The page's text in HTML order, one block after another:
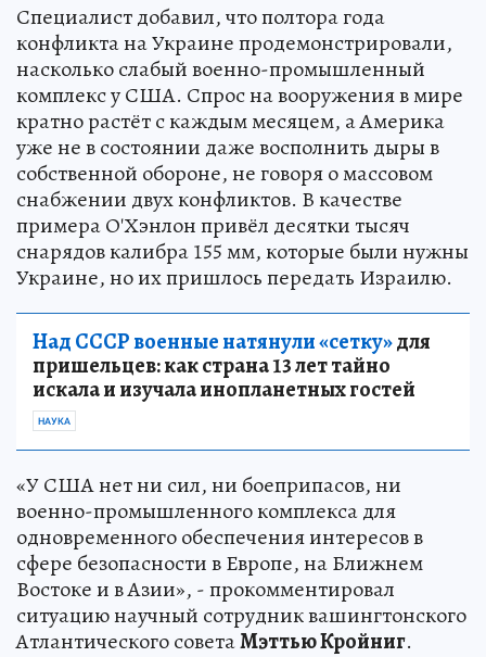
Специалист добавил, что полтора года
конфликта на Украине продемонстрировали,
насколько слабый военно-промышленный
комплекс у США. Спрос на вооружения в мире
кратно растёт с каждым месяцем, а Америка
уже не в состоянии даже восполнить дыры в
собственной обороне, не говоря о массовом
снабжении двух конфликтов. В качестве
примера О'Хэнлон привёл десятки тысяч
снарядов калибра 155 мм, которые были нужны
Украине, но их пришлось передать Израилю.
Над СССР военные натянули «сетку»для
пришельцев: как страна 13 лет тайно
искала и изучала инопланетных гостей
НАУКА
«У США нет ни сил, ни боеприпасов, ни
военно-промышленного комплекса для
одновременного обеспечения интересов в
сфере безопасности в Европе, на Ближнем
Востоке и в Азии», - прокомментировал
ситуацию научный сотрудник вашингтонского
Атлантического советаМэттью Кройниг.